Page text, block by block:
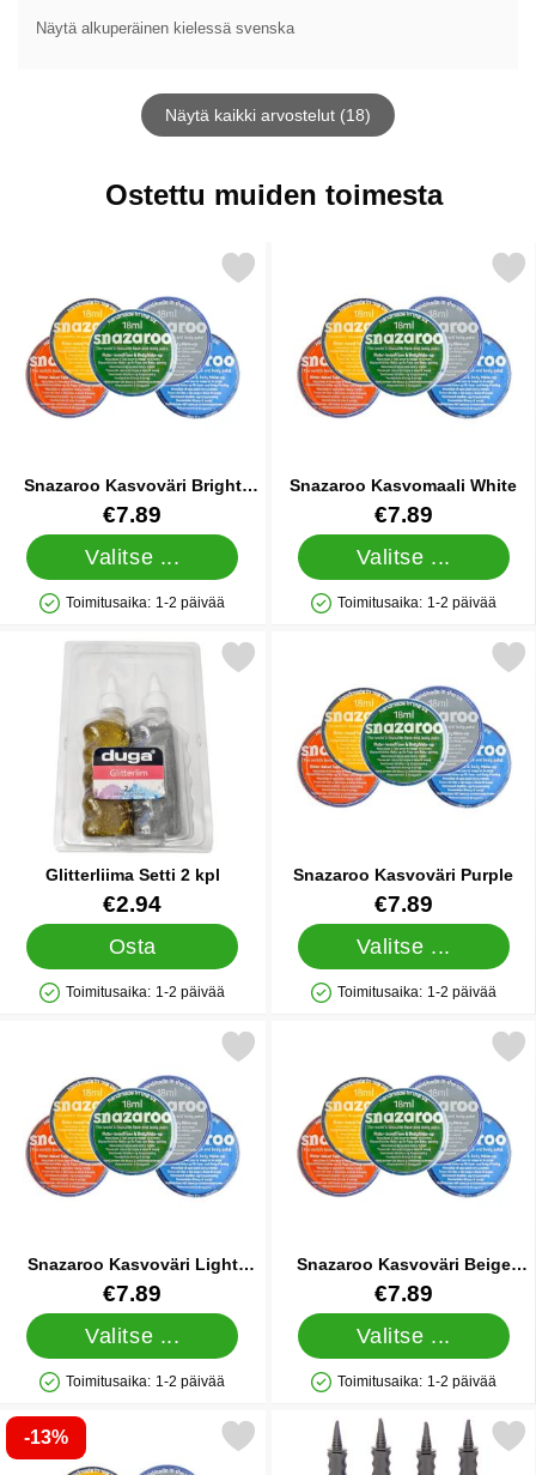
Näytä alkuperäinen kielessä svenska
Näytä kaikki arvostelut (18)
Ostettu muiden toimesta
Snazaroo Kasvoväri Bright
Green
Tuote.nro 13648
€7.89
Valitse ...
Saatavuus: Varastossa
Toimitusaika: 1-2 päivää
Merkitse snazaroo Kasvoväri Bright Green suosikiksi
Snazaroo Kasvomaali White
Tuote.nro 8949€7.89
Valitse ...
Saatavuus: Varastossa
Toimitusaika: 1-2 päivää
Merkitse snazaroo
Glitterliima Setti 2 kpl
Tuote.nro 82883
€2.94
Osta
Saatavuus: Varastossa
Toimitusaika: 1-2 päivää
Merkitse glitterliima Setti 2 kpl suosikiksi
Snazaroo Kasvoväri Purple
Tuote.nro 13658
€7.89
Valitse ...
Saatavuus: Varastossa
Toimitusaika: 1-2 päivää
Merkitse snazaroo
Snazaroo Kasvoväri Light
Beige
Tuote.nro 13660
€7.89
Valitse ...
Saatavuus: Varastossa
Toimitusaika: 1-2 päivää
Merkitse snazaroo Kasvoväri Light Beige suosikiksi
Snazaroo Kasvoväri Beige
Brown
Tuote.nro 13661
€7.89
Valitse ...
Saatavuus: Varastossa
Toimitusaika: 1-2 päivää
Merkitse snazaroo
-13%
Merkitse snazaroo Kasvomaali Black suosikiksi
Merkitse